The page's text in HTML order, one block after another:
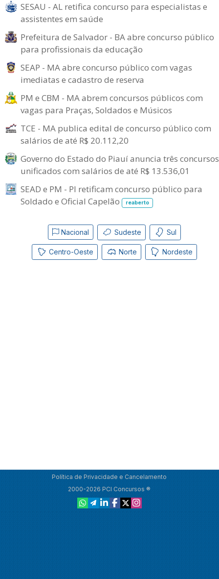
SESAU - AL retifica concurso para especialistas e
assistentes em saúde
Prefeitura de Salvador - BA abre concurso público
para profissionais da educação
SEAP - MA abre concurso público com vagas
imediatas e cadastro de reserva
PM e CBM - MA abrem concursos públicos com
vagas para Praças, Soldados e Músicos
TCE - MA publica edital de concurso público com
salários de até R$ 20.112,20
Governo do Estado do Piauí anuncia três concursos
unificados com salários de até R$ 13.536,01
SEAD e PM - PI retificam concurso público para
Soldado e Oficial Capelão
reaberto
Nacional Sudeste Sul
Centro-Oeste Norte Nordeste
Política de Privacidade e Cancelamento
2000-2026 PCI Concursos ®